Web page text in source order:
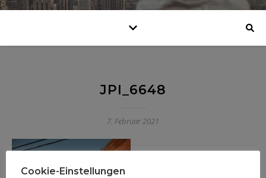
JPI_6648
7. Februar 2021
Cookie-Einstellungen